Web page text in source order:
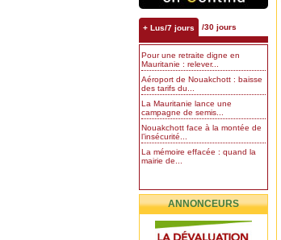
+ Lus/7 jours /30 jours
Pour une retraite digne en
Mauritanie : relever...
Aéroport de Nouakchott : baisse
des tarifs du...
La Mauritanie lance une
campagne de semis...
Nouakchott face à la montée de
l’insécurité...
La mémoire effacée : quand la
mairie de...
ANNONCEURS